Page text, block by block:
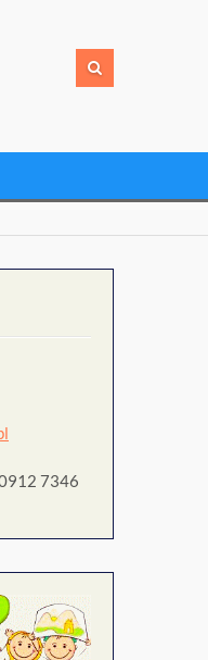
7346